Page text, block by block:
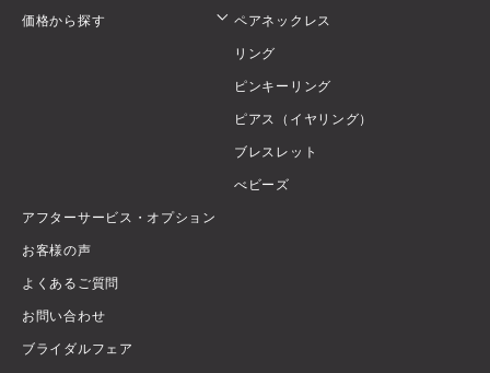
価格から探す ペアネックレス
リング
ピンキーリング
ピアス（イヤリング）
ブレスレット
べビーズ
アフターサービス・オプション
お客様の声
よくあるご質問
お問い合わせ
ブライダルフェア